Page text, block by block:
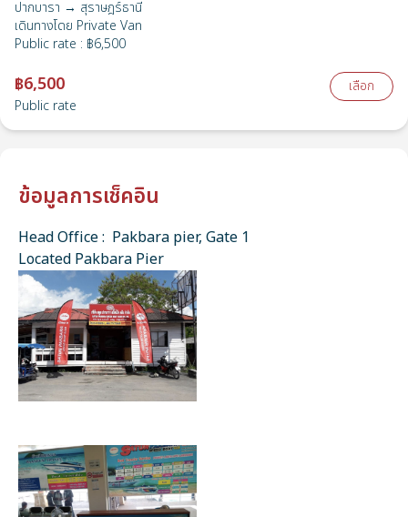
ปากบารา → สุราษฎร์ธานี
เดินทางโดย Private Van
Public rate : ฿6,500
฿6,500
Public rate
เลือก
ข้อมูลการเช็คอิน
Head Office : Pakbara pier, Gate 1
Located Pakbara Pier